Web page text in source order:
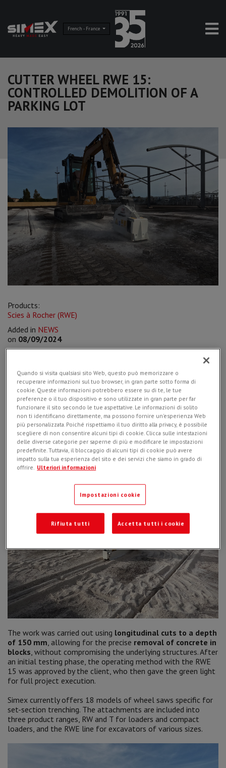
French - France
CUTTER WHEEL RWE 15:
CONTROLLED DEMOLITION OF A
PARKING LOT
Products:
Scies à Rocher (RWE)
Added in NEWS
on 08/09/2024
In a sensitive area like the parking lot of a shopping center -
where the presence of substructures required strict
limitations (compact equipment and minimal vibrations) - the
company Samir srl of Rimini chose theRWE 15: a wheel saw
mounted on a 3 tons mini-excavator. The only solution
capable of meeting the technical requirements set by the
client.
The work was carried out using longitudinal cuts to a depth
of 150 mm , allowing for the precise removal of concrete in
blocks , without compromising the underlying structures. After
an initial testing phase, the operating method with the RWE
15 was approved by the client, who then gave the green light
for full project execution.
Simex currently offers 18 models of wheel saws specific for
set-section trenching. The attachments are included into
three product ranges, RW and T for loaders and compact
loaders, and the RWE line for excavators of various sizes.
Quando si visita qualsiasi sito Web, questo può memorizzare o
recuperare informazioni sul tuo browser, in gran parte sotto forma di
cookie. Queste informazioni potrebbero essere su di te, le tue
preferenze o il tuo dispositivo e sono utilizzate in gran parte per far
funzionare il sito secondo le tue aspettative. Le informazioni di solito
non ti identificano direttamente, ma possono fornire un'esperienza Web
più personalizzata. Poiché rispettiamo il tuo diritto alla privacy, è possibile
scegliere di non consentire alcuni tipi di cookie. Clicca sulle intestazioni
delle diverse categorie per saperne di più e modificare le impostazioni
predefinite. Tuttavia, il bloccaggio di alcuni tipi di cookie può avere
impatto sulla tua esperienza del sito e dei servizi che siamo in grado di
offrire. Ulteriori informazioni
Impostazioni cookie
Rifiuta tutti Accetta tutti i cookie